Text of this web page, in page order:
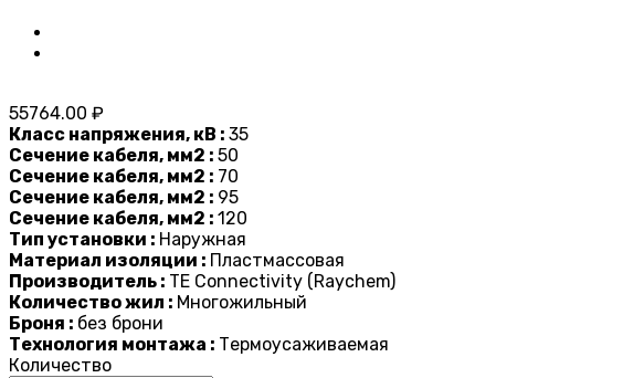
55764.00 ₽
Класс напряжения, кВ : 35
Сечение кабеля, мм2 : 50
Сечение кабеля, мм2 : 70
Сечение кабеля, мм2 : 95
Сечение кабеля, мм2 : 120
Тип установки : Наружная
Материал изоляции : Пластмассовая
Производитель : TE Connectivity (Raychem)
Количество жил : Многожильный
Броня : без брони
Технология монтажа : Термоусаживаемая
Количество